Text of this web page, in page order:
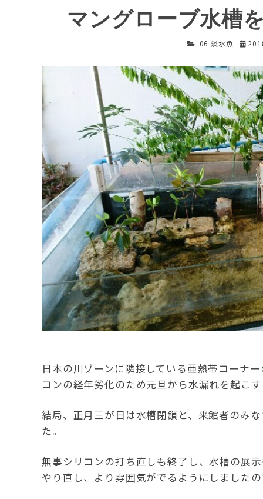
マングローブ水槽
06 淡水魚
日本の川ゾーンに隣接している亜熱帯コーナ
コンの経年劣化のため元旦から水漏れを起こ
結局、正月三が日は水槽閉鎖と、来館者のみ
た。
無事シリコンの打ち直しも終了し、水槽の展
やり直し、より雰囲気がでるようにしましたの